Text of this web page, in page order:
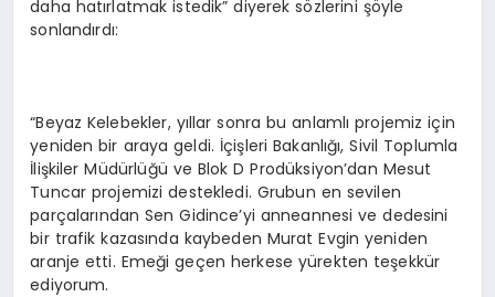
daha hatırlatmak istedik” diyerek sözlerini şöyle
sonlandırdı:
“Beyaz Kelebekler, yıllar sonra bu anlamlı projemiz için
yeniden bir araya geldi. İçişleri Bakanlığı, Sivil Toplumla
İlişkiler Müdürlüğü ve Blok D Prodüksiyon’dan Mesut
Tuncar projemizi destekledi. Grubun en sevilen
parçalarından Sen Gidince’yi anneannesi ve dedesini
bir trafik kazasında kaybeden Murat Evgin yeniden
aranje etti. Emeği geçen herkese yürekten teşekkür
ediyorum.